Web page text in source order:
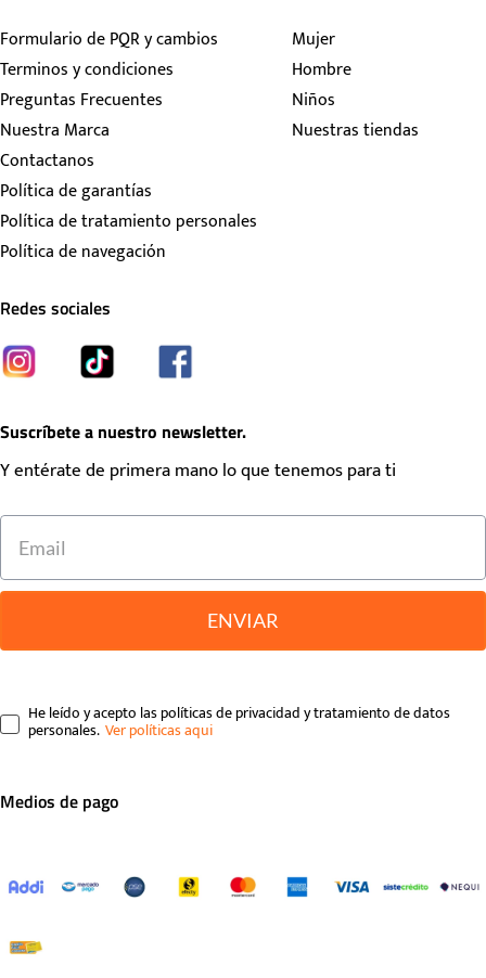
Formulario de PQR y cambios
Terminos y condiciones
Preguntas Frecuentes
Nuestra Marca
Contactanos
Política de garantías
Política de tratamiento personales
Política de navegación
Mujer
Hombre
Niños
Nuestras tiendas
Redes sociales
Suscríbete a nuestro newsletter.
Y entérate de primera mano lo que tenemos para ti
ENVIAR
He leído y acepto las políticas de privacidad y tratamiento de datos
personales.
Medios de pago